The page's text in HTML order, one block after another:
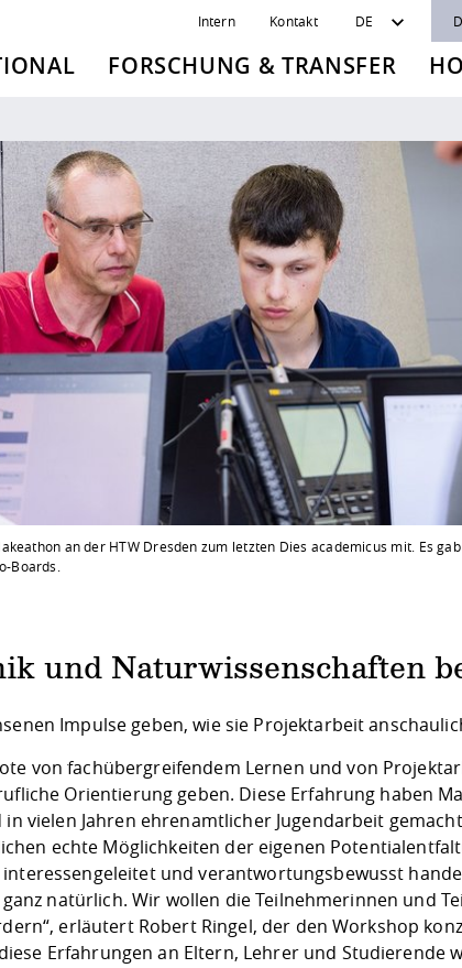
Intern Kontakt DE
FORSCHUNG & TRANSFER
an der HTW Dresden zum letzten Dies academicus mit. Es
Boards.
und Naturwissenschaften
Impulse geben, wie sie Projektarbeit
von fachübergreifendem Lernen und von
Orientierung geben. Diese Erfahrung haben
in vielen Jahren ehrenamtlicher Jugendarbeit
echte Möglichkeiten der eigenen
und verantwortungsbewusst
natürlich. Wir wollen die Teilnehmerinnen und
erläutert Robert Ringel, der den Workshop
Erfahrungen an Eltern, Lehrer und Studierende